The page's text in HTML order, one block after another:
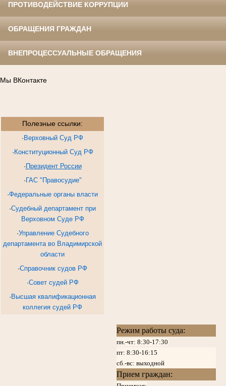
ПРОТИВОДЕЙСТВИЕ КОРРУПЦИИ
ОБРАЩЕНИЯ ГРАЖДАН
ВНЕПРОЦЕССУАЛЬНЫЕ ОБРАЩЕНИЯ
Мы ВКонтакте
Полезные ссылки:
· Верховный Суд РФ
· Конституционный Суд РФ
· Президент России
· ГАС "Правосудие"
·Федеральные органы власти
·Судебный департамент при
Верховном Суде РФ
·Управление Судебного
департамента во Владимирской
области
·Справочник судов РФ
·Совет судей РФ
· Высшая квалификационная
коллегия судей РФ
Режим работы суда:
пн.-чт: 8:30-17:30
пт: 8:30-16:15
сб.-вс: выходной
Прием граждан: